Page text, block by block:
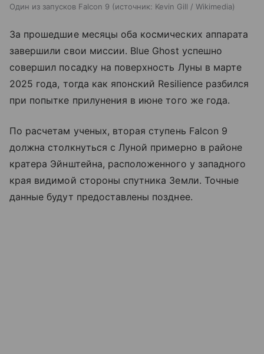
Один из запусков Falcon 9 источник: Kevin Gill / Wikimedia
За прошедшие месяцы оба космических аппарата
завершили свои миссии. Blue Ghost успешно
совершил посадку на поверхность Луны в марте
2025 года, тогда как японский Resilience разбился
при попытке прилунения в июне того же года.
По расчетам ученых, вторая ступень Falcon 9
должна столкнуться с Луной примерно в районе
кратера Эйнштейна, расположенного у западного
края видимой стороны спутника Земли. Точные
данные будут предоставлены позднее.